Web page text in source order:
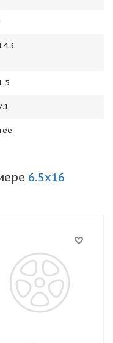
6.5x16